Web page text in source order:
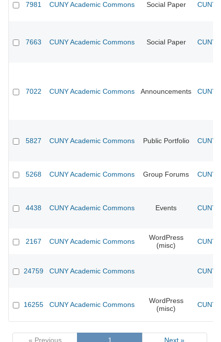
7981 CUNY Academic Commons Social Paper CUNY
7663 CUNY Academic Commons Social Paper CUNY
7022 CUNY Academic Commons Announcements CUNY
5827 CUNY Academic Commons Public Portfolio CUNY
5268 CUNY Academic Commons Group Forums CUNY
4438 CUNY Academic Commons Events CUNY
2167 CUNY Academic Commons
WordPress
(misc)
CUNY
24759 CUNY Academic Commons CUNY
16255 CUNY Academic Commons
WordPress
(misc)
CUNY
« Previous 1 Next »